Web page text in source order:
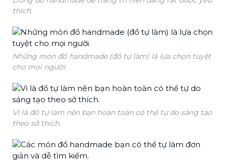
thích.
Những món đồ handmade (đồ tự làm) là lựa chọn tuyệt
cho mọi người.
Vì là đồ tự làm nên bạn hoàn toàn có thể tự do sáng tạo
theo sở thích.